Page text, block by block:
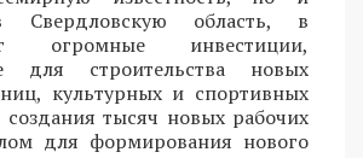
Свердловскую область, в
огромные инвестиции,
для строительства новых
культурных и спортивных
тысяч новых рабочих
для формирования нового